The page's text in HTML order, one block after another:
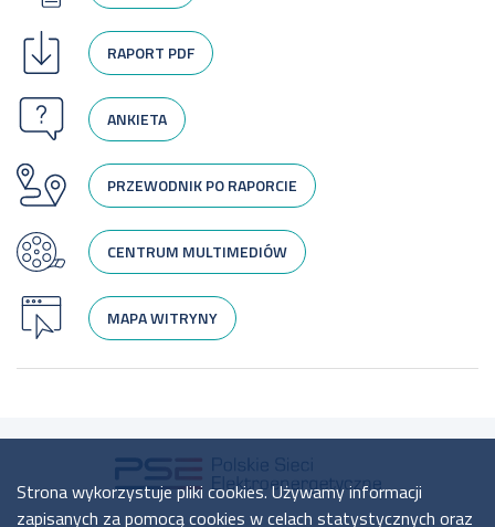
RAPORT PDF
ANKIETA
PRZEWODNIK PO RAPORCIE
CENTRUM MULTIMEDIÓW
MAPA WITRYNY
Strona wykorzystuje pliki cookies. Używamy informacji
zapisanych za pomocą cookies w celach statystycznych oraz